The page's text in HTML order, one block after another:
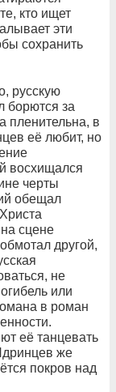
кто ищет
эти
сохранить
русскую
борются за
пленительна, в
её любит, но
восхищался
черты
обещал
сцене
другой,
не
или
в роман
её танцевать
же
покров над